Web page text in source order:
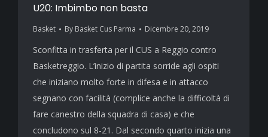
U20: Imbimbo non basta
Basket By Basket Cus Parma Dicembre 20, 2019
Sconfitta in trasferta per il CUS a Reggio contro
Basketreggio. L’inizio di partita sorride agli ospiti
che iniziano molto forte in difesa e in attacco
segnano con facilità (complice anche la difficoltà di
fare canestro della squadra di casa) e che
concludono sul 8-21. Dal secondo quarto inizia una